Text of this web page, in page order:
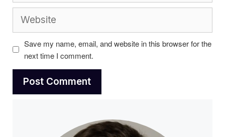
Save my name, email, and website in this browser for the
next time I comment.